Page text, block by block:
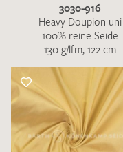
3030-916
Heavy Doupion uni
100% reine Seide
130 g/lfm, 122 cm